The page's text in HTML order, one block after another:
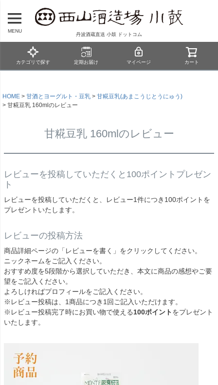
MENU
丹波酒蔵直送 小鼓 ドットコム
カテゴリで探す 定期お届け マイページ カート
HOME 甘酒とヨーグルト・豆乳
甘糀豆乳(あまこうじとうにゅう)
甘糀豆乳 160mlのレビュー
甘糀豆乳 160mlのレビュー
レビューを投稿していただくと100ポイントプレゼン
ト
レビューを投稿していただくと、レビュー1件につき100ポイントを
プレゼントいたします。
レビューの投稿方法
商品詳細ページの「レビューを書く」をクリックしてください。
ニックネームをご記入ください。
おすすめ度を5段階から選択していただき、本文に商品の感想やご要
望をご記入ください。
よろしければプロフィールをご記入ください。
※レビュー投稿は、1商品につき1回ご記入いただけます。
※レビュー投稿完了時にお買い物で使える100ポイントをプレゼント
いたします。